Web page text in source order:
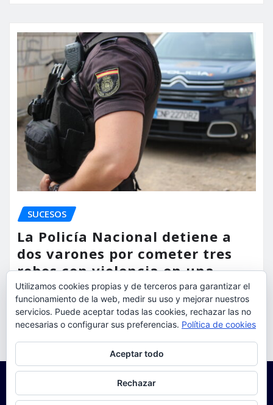
SUCESOS
La Policía Nacional detiene a
dos varones por cometer tres
robos con violencia en una
misma mañana
torrent al dia Ago 7, 2026
Utilizamos cookies propias y de terceros para garantizar el
funcionamiento de la web, medir su uso y mejorar nuestros
servicios. Puede aceptar todas las cookies, rechazar las no
necesarias o configurar sus preferencias. Política de cookies
Aceptar todo
Rechazar
Para obtener más información, incluido cómo gestionar las cookies,